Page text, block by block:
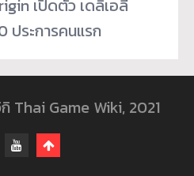
เปิดตัว เดลิเอลี่
ระการคนแรก
Thai Game Wiki, 2021